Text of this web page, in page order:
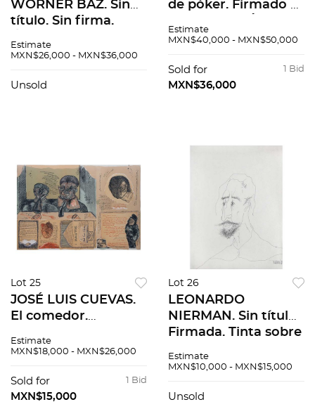
WÖRNER BAZ. Sin
título. Sin firma.
masonite. 107 x 60
Estimate
MXN$26,000 - MXN$36,000
Unsold
de póker. Firmado y
sobre tela. 64 x 79.5
Estimate
MXN$40,000 - MXN$50,000
1 Bid
Sold for
MXN$36,000
Lot 25
JOSÉ LUIS CUEVAS.
El comedor.
25 / 100. 49 x 71 cm
Estimate
MXN$18,000 - MXN$26,000
1 Bid
Sold for
MXN$15,000
Lot 26
LEONARDO
NIERMAN. Sin título.
Firmada. Tinta sobre
Estimate
MXN$10,000 - MXN$15,000
Unsold